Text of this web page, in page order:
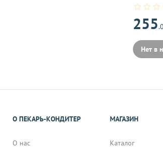
255
Нет в
О ПЕКАРЬ-КОНДИТЕР
О нас
МАГАЗИН
Каталог